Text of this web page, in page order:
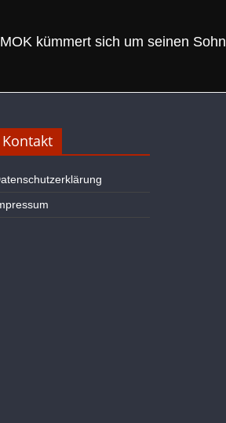
kümmert sich um seinen Sohn
Kontakt